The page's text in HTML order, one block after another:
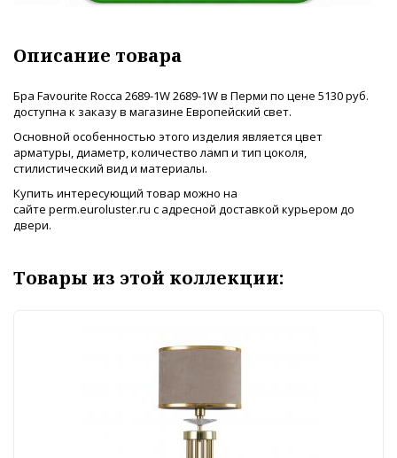
Описание товара
Бра Favourite Rocca 2689-1W 2689-1W в Перми по цене 5130 руб.
доступна к заказу в магазине Европейский свет.
Основной особенностью этого изделия является цвет
арматуры, диаметр, количество ламп и тип цоколя,
стилистический вид и материалы.
Купить интересующий товар можно на
сайте perm.euroluster.ru с адресной доставкой курьером до
двери.
Товары из этой коллекции: